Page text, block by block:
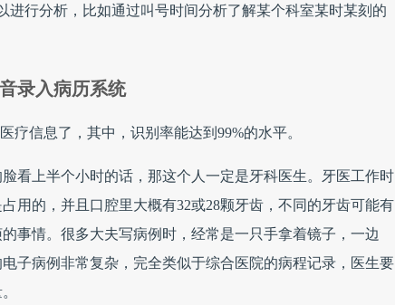
进行分析，比如通过叫号时间分析了解某个科室某时某刻的
录入病历系统
疗信息了，其中，识别率能达到99%的水平。
看上半个小时的话，那这个人一定是牙科医生。牙医工作时
用的，并且口腔里大概有32或28颗牙齿，不同的牙齿可能有
事情。很多大夫写病例时，经常是一只手拿着镜子，一边
子病例非常复杂，完全类似于综合医院的病程记录，医生要